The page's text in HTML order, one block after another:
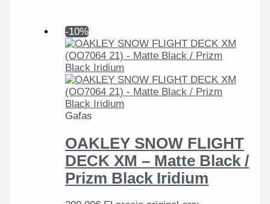
-10%
Gafas
OAKLEY SNOW FLIGHT
DECK XM – Matte Black /
Prizm Black Iridium